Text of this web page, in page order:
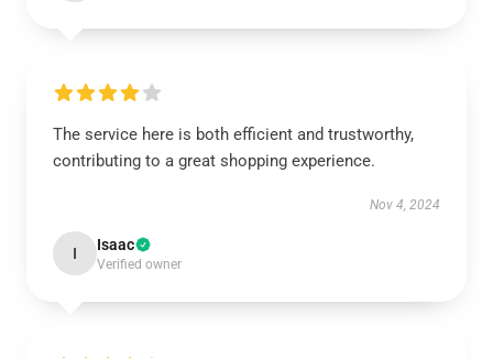
The service here is both efficient and trustworthy,
contributing to a great shopping experience.
Nov 4, 2024
I Isaac
Verified owner